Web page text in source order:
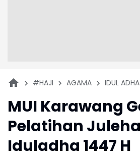
#HAJI AGAMA IDUL ADHA
MUI Karawang
Pelatihan
Iduladha 1447 H